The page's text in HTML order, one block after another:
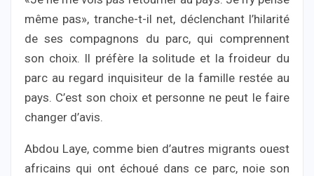
même pas», tranche-t-il net, déclenchant l’hilarité
de ses compagnons du parc, qui comprennent
son choix. Il préfère la solitude et la froideur du
parc au regard inquisiteur de la famille restée au
pays. C’est son choix et personne ne peut le faire
changer d’avis.
Abdou Laye, comme bien d’autres migrants ouest
africains qui ont échoué dans ce parc, noie son